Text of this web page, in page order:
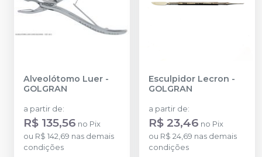
Alveolótomo Luer -
GOLGRAN
a partir de:
R$ 135,56 no Pix
ou R$ 142,69 nas demais
condições
Esculpidor Lecron -
GOLGRAN
a partir de:
R$ 23,46 no Pix
ou R$ 24,69 nas demais
condições